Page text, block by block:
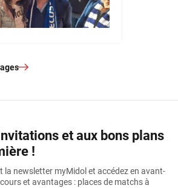
et aux bons plans
!
la newsletter myMidol et accédez en avant-
et avantages : places de matchs à